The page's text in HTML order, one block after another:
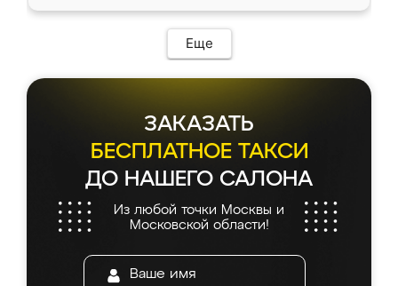
Еще
ЗАКАЗАТЬ
БЕСПЛАТНОЕ ТАКСИ
ДО НАШЕГО САЛОНА
Из любой точки Москвы и
Московской области!